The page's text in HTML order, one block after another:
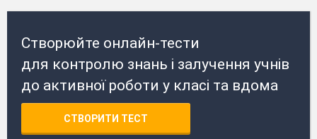
Створюйте онлайн-тести
для контролю знань і залучення учнів
до активної роботи у класі та вдома
СТВОРИТИ ТЕСТ